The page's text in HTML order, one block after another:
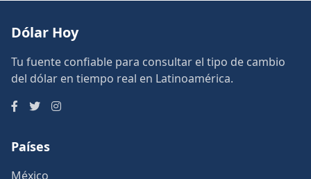
Dólar Hoy
Tu fuente confiable para consultar el tipo de cambio
del dólar en tiempo real en Latinoamérica.
Países
México